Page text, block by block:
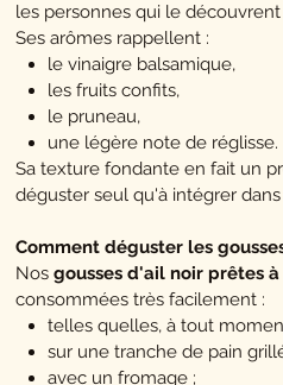
les personnes qui le
Ses arômes rappellent :
le vinaigre balsamique,
les fruits confits,
le pruneau,
une légère note de réglisse.
Sa texture fondante en fait un
déguster seul qu'à intégrer
Comment déguster les
Nosgousses d'ail noir prêtes
consommées très facilement :
telles quelles, à tout
sur une tranche de pain
avec un fromage ;